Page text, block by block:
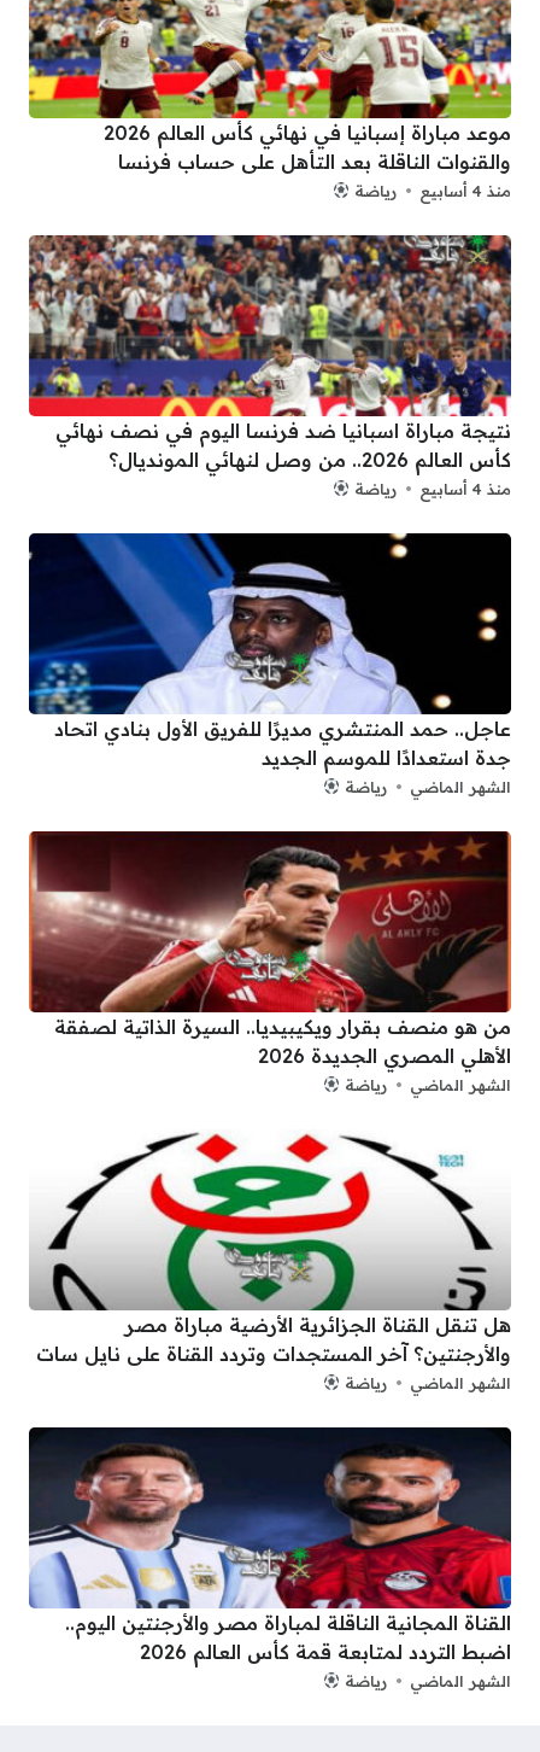
موعد مباراة إسبانيا في نهائي كأس العالم 2026
والقنوات الناقلة بعد التأهل على حساب فرنسا
منذ 4 أسابيع رياضة
نتيجة مباراة اسبانيا ضد فرنسا اليوم في نصف نهائي
كأس العالم 2026.. من وصل لنهائي المونديال؟
منذ 4 أسابيع رياضة
عاجل.. حمد المنتشري مديرًا للفريق الأول بنادي اتحاد
جدة استعدادًا للموسم الجديد
الشهر الماضي رياضة
من هو منصف بقرار ويكيبيديا.. السيرة الذاتية لصفقة
الأهلي المصري الجديدة 2026
الشهر الماضي رياضة
هل تنقل القناة الجزائرية الأرضية مباراة مصر
والأرجنتين؟ آخر المستجدات وتردد القناة على نايل سات
الشهر الماضي رياضة
القناة المجانية الناقلة لمباراة مصر والأرجنتين اليوم..
اضبط التردد لمتابعة قمة كأس العالم 2026
الشهر الماضي رياضة